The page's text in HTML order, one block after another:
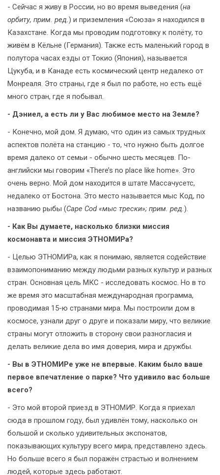
- Сейчас я живу в России, но во время выведения (на
орбиту, прим. ред.) и приземления «Союза» я находился в
Казахстане. Когда мы проводим подготовку к полёту, то
живём в Кёльне (Германия). Также есть маленький город в
полутора часах езды от Токио (Япония), называется
Цукуба, и в Канаде есть космический центр недалеко от
Монреаля. Это страны, где я был по работе, но есть ещё
много стран, где я побывал.
- Дэниел, а есть ли у Вас любимое место на Земле?
- Конечно, мой дом. Я думаю, что один из самых трудных
аспектов полёта на станцию - то, что нужно быть долгое
время далеко от семьи - обычно шесть месяцев. По-
английски мы говорим «There’s no place like home». Это
очень верно. Мой дом находится в штате Массачусетс,
недалеко от Бостона. Это место называется мыс Код, по
названию рыбы (Cape Cod «мыс трески»; прим. ред.).
- Как Вы думаете, насколько близки миссия
космонавта и миссия ЭТНОМИРа?
- Целью ЭТНОМИРа, как я понимаю, является содействие
взаимопониманию между людьми разных культур и разных
стран. Основная цель МКС - исследовать космос. Но в то
же время это масштабная международная программа,
проводимая 15-ю странами мира. Мы построили дом в
космосе, узнали друг о друге и показали миру, что великие
страны могут отложить в сторону свои разногласия и
делать великие дела во имя доверия, мира и дружбы.
- Вы в ЭТНОМИРе уже не впервые. Каким было ваше
первое впечатление о парке? Что удивило вас больше
всего?
- Это мой второй приезд в ЭТНОМИР. Когда я приехал
сюда в прошлом году, был удивлён тому, насколько он
большой и сколько удивительных экспонатов,
показывающих культуру всего мира, представлено здесь.
Но больше всего я был поражён страстью и волнением
людей, которые здесь работают.